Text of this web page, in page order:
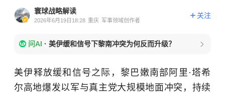
寰球战略解读
2026年6月19日18:28 重庆 军事领域创作者
关注
问AI · 美伊缓和信号下黎南冲突为何反而升级？
美伊释放缓和信号之际，黎巴嫩南部阿里·塔希
尔高地爆发以军与真主党大规模地面冲突，持续